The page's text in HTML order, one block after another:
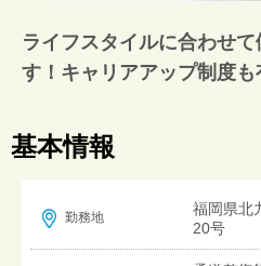
ライフスタイルに合わせ
す！キャリアアップ制度も
基本情報
勤務地
福岡県北
20号